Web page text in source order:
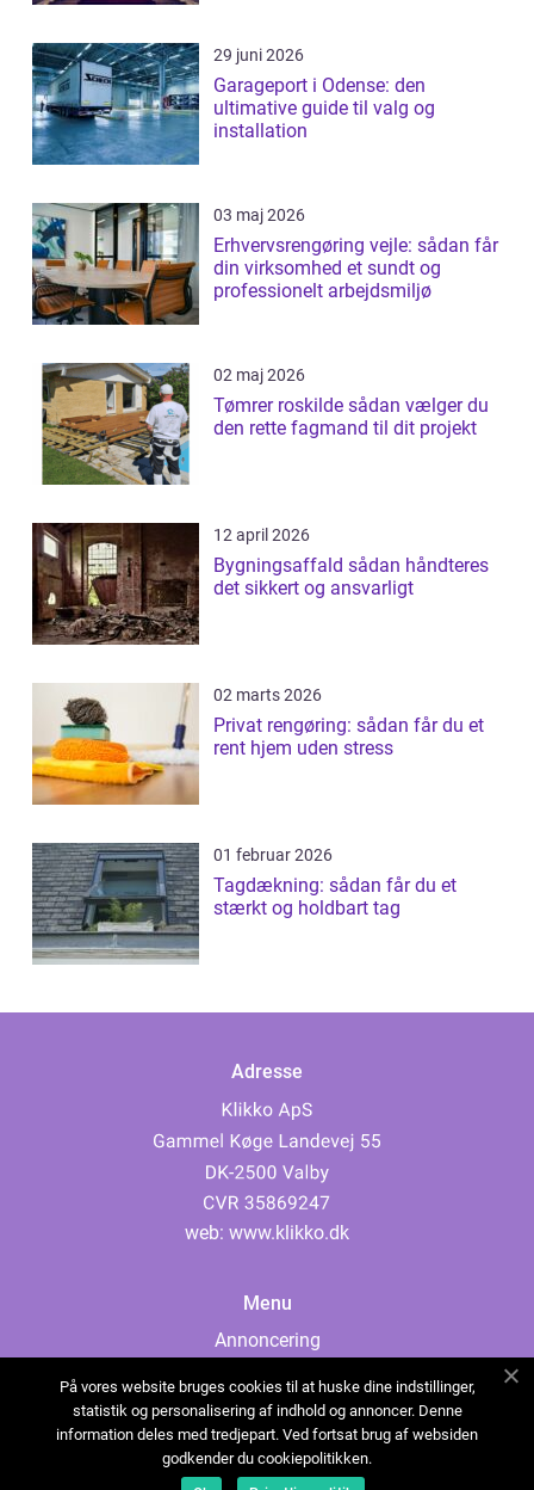
29 juni 2026
Garageport i Odense: den
ultimative guide til valg og
installation
03 maj 2026
Erhvervsrengøring vejle: sådan får
din virksomhed et sundt og
professionelt arbejdsmiljø
02 maj 2026
Tømrer roskilde sådan vælger du
den rette fagmand til dit projekt
12 april 2026
Bygningsaffald sådan håndteres
det sikkert og ansvarligt
02 marts 2026
Privat rengøring: sådan får du et
rent hjem uden stress
01 februar 2026
Tagdækning: sådan får du et
stærkt og holdbart tag
Adresse
web: www.klikko.dk
Menu
Annoncering
Cookies
Kontakt os
Sitemap
På vores website bruges cookies til at huske dine indstillinger,
statistik og personalisering af indhold og annoncer. Denne
information deles med tredjepart. Ved fortsat brug af websiden
godkender du cookiepolitikken.